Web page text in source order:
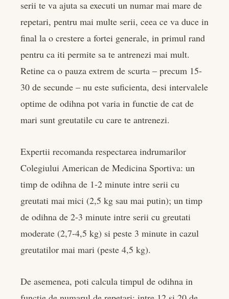
serii te va ajuta sa executi un numar mai mare de
repetari, pentru mai multe serii, ceea ce va duce in
final la o crestere a fortei generale, in primul rand
pentru ca iti permite sa te antrenezi mai mult.
Retine ca o pauza extrem de scurta – precum 15-
30 de secunde – nu este suficienta, desi intervalele
optime de odihna pot varia in functie de cat de
mari sunt greutatile cu care te antrenezi.
Expertii recomanda respectarea indrumarilor
Colegiului American de Medicina Sportiva: un
timp de odihna de 1-2 minute intre serii cu
greutati mai mici (2,5 kg sau mai putin); un timp
de odihna de 2-3 minute intre serii cu greutati
moderate (2,7-4,5 kg) si peste 3 minute in cazul
greutatilor mai mari (peste 4,5 kg).
De asemenea, poti calcula timpul de odihna in